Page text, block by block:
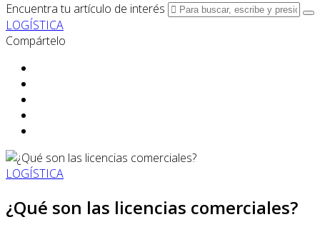
Encuentra tu artículo de interés
LOGÍSTICA
Compártelo
LOGÍSTICA
¿Qué son las licencias comerciales?